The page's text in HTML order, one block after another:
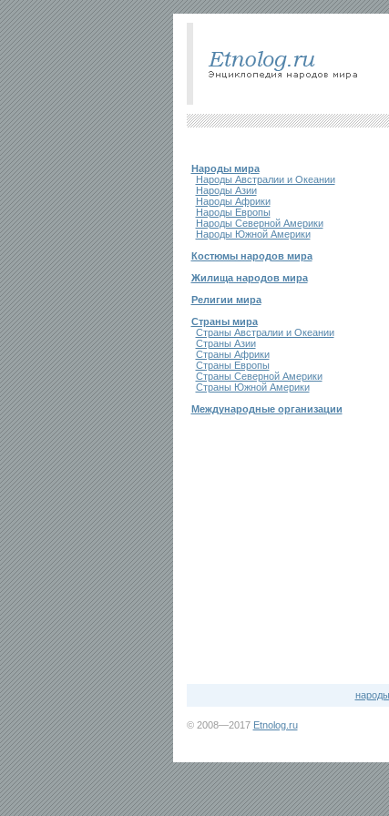
Народы мира
Народы Австралии и Океании
Народы Азии
Народы Африки
Народы Европы
Народы Северной Америки
Народы Южной Америки
Костюмы народов мира
Жилища народов мира
Религии мира
Страны мира
Страны Австралии и Океании
Страны Азии
Страны Африки
Страны Европы
Страны Северной Америки
Страны Южной Америки
Международные организации
© 2008—2017 Etnolog.ru